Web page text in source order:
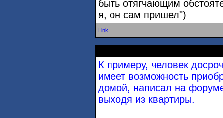
быть отягчающим
я, он сам пришел")
Link
К примеру, человек
имеет возможность
домой, написал на
выходя из квартиры.